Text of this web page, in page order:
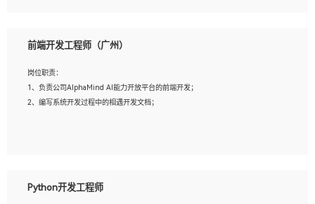
8、有良好的文档编写能力和沟通能力，有RHCE证书优先
岗位要求：
2、熟悉产品及需求规划工具，如:Axure、Xmind、MS Project等；
3、具备良好的交流协调能力，有较强的责任感、工作积极主动；
4、有较强的系统需求分析、文档编写能力、沟通能力；
前端开发工程师（广州）
岗位职责：
1、负责公司AlphaMind AI能力开放平台的前端开发；
2、编写系统开发过程中的相遇开发文档；
3、熟悉react/vue/angular任何一种前端框架，熟悉react优先；
Python开发工程师